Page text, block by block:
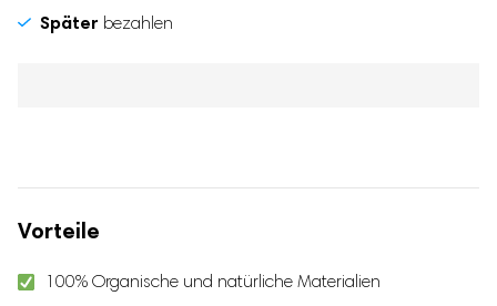
Später bezahlen
Vorteile
100% Organische und natürliche Materialien